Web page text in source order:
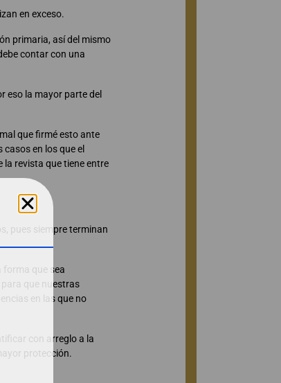
en exceso.
primaria, así del mismo
contar con una
eso la mayor parte del
que firmé esto ante
en los que el
la revista que tiene entre
pues siempre terminan
forma que sea
que nuestras
en las que no
con arreglo a la
protección.